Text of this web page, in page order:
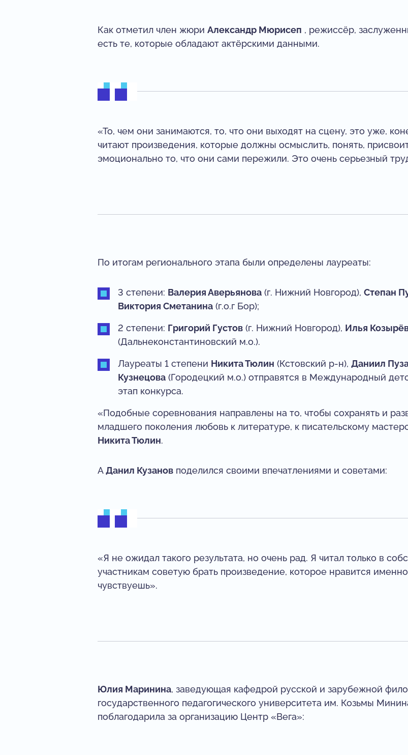
Как отметил член жюри Александр Мюрисеп , режиссёр,
есть те, которые обладают актёрскими данными.
«То, чем они занимаются, то, что они выходят на сцену, это уже,
читают произведения, которые должны осмыслить, понять,
эмоционально то, что они сами пережили. Это очень серьезный
По итогам регионального этапа были определены лауреаты:
3 степени: Валерия Аверьянова (г. Нижний Новгород), Степан
Виктория Сметанина (г.о.г Бор);
2 степени: Григорий Густов (г. Нижний Новгород), Илья
(Дальнеконстантиновский м.о.).
Лауреаты 1 степени Никита Тюлин (Кстовский р-н), Даниил
Кузнецова (Городецкий м.о.) отправятся в Международный
этап конкурса.
«Подобные соревнования направлены на то, чтобы сохранять и
младшего поколения любовь к литературе, к писательскому
Никита Тюлин.
АДанил Кузанов поделился своими впечатлениями и советами:
«Я не ожидал такого результата, но очень рад. Я читал только в
участникам советую брать произведение, которое нравится
чувствуешь».
Юлия Маринина, заведующая кафедрой русской и зарубежной
государственного педагогического университета им. Козьмы
поблагодарила за организацию Центр «Вега»: